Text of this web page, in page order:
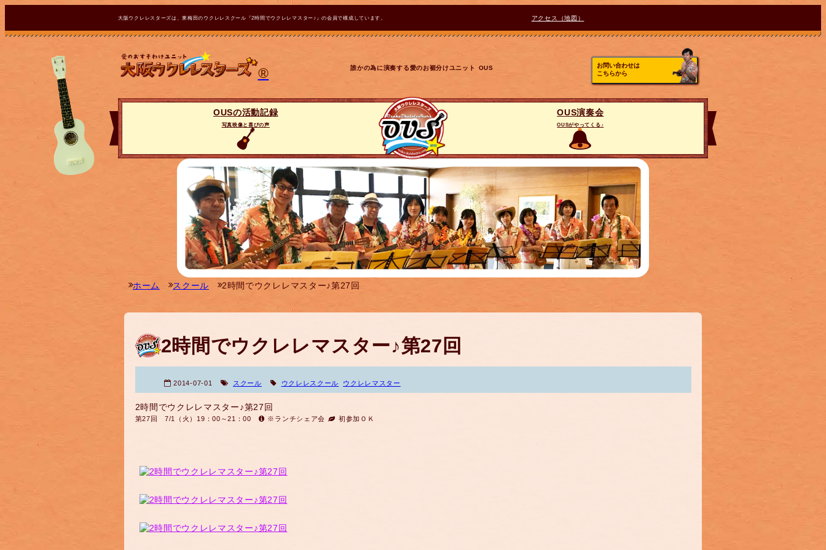
大阪ウクレレスターズは、東梅田のウクレレスクール『2時間でウクレレマスター♪』の会員で構成しています。 アクセス（地図）
® 誰かの為に演奏する愛のお裾分けユニット OUS
お問い合わせは
こちらから
OUSの活動記録
写真映像と喜びの声
OUS演奏会
OUSがやってくる♪
ホーム スクール 2時間でウクレレマスター♪第27回
2時間でウクレレマスター♪第27回
2014-07-01 スクール ウクレレスクール ウクレレマスター
2時間でウクレレマスター♪第27回
第27回 7/1（火）19：00～21：00 ※ランチシェア会 初参加ＯＫ